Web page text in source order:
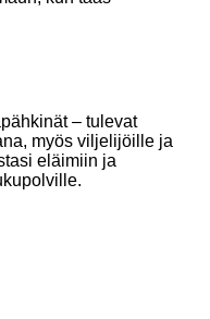
– tulevat
myös viljelijöille ja
eläimiin ja